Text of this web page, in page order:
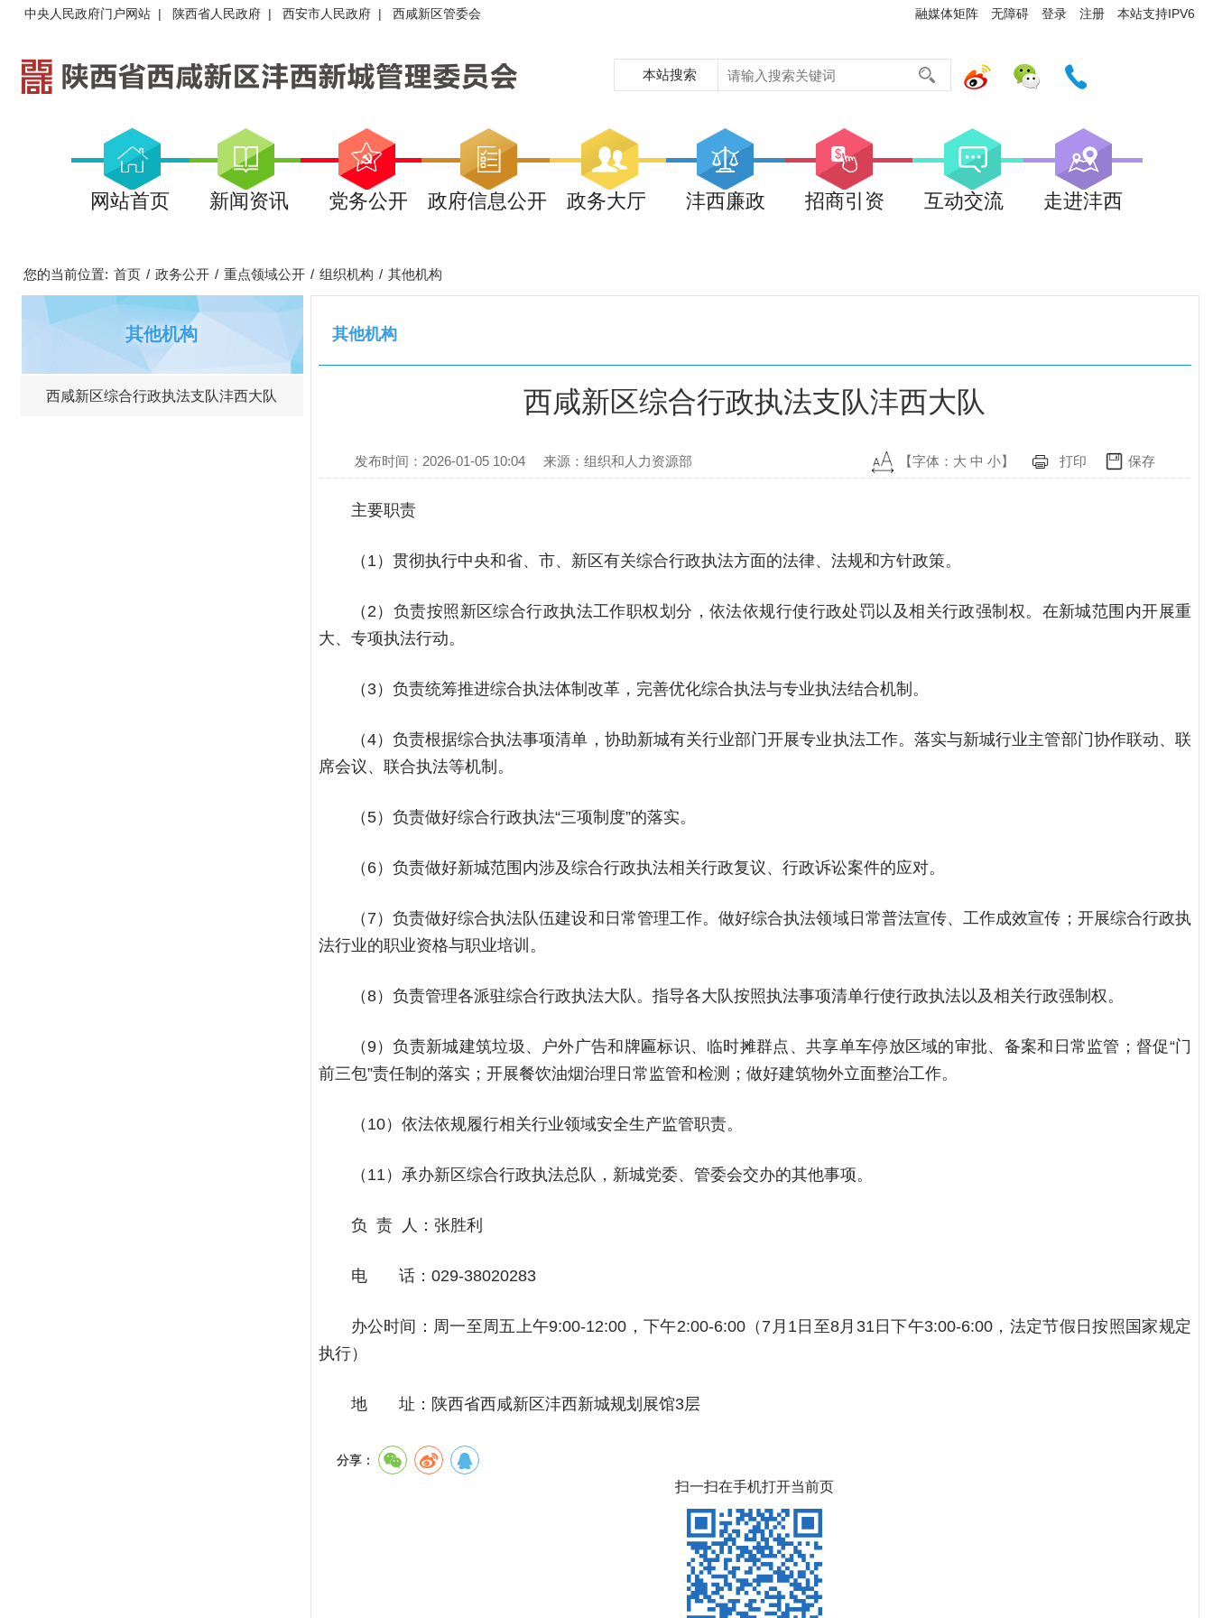
融媒体矩阵 无障碍 登录 注册 本站支持IPV6
中央人民政府门户网站 | 陕西省人民政府 | 西安市人民政府 | 西咸新区管委会
本站搜索
网站首页 新闻资讯 党务公开 政府信息公开 政务大厅 沣西廉政 招商引资 互动交流 走进沣西
您的当前位置: 首页 / 政务公开 / 重点领域公开 / 组织机构 / 其他机构
其他机构
西咸新区综合行政执法支队沣西大队
其他机构
西咸新区综合行政执法支队沣西大队
发布时间：2026-01-05 10:04 来源：组织和人力资源部 【字体： 大 中 小】 打印 保存
主要职责
（1）贯彻执行中央和省、市、新区有关综合行政执法方面的法律、法规和方针政策。
（2）负责按照新区综合行政执法工作职权划分，依法依规行使行政处罚以及相关行政强制权。在新城范围内开展重
大、专项执法行动。
（3）负责统筹推进综合执法体制改革，完善优化综合执法与专业执法结合机制。
（4）负责根据综合执法事项清单，协助新城有关行业部门开展专业执法工作。落实与新城行业主管部门协作联动、联
席会议、联合执法等机制。
（5）负责做好综合行政执法“三项制度”的落实。
（6）负责做好新城范围内涉及综合行政执法相关行政复议、行政诉讼案件的应对。
（7）负责做好综合执法队伍建设和日常管理工作。做好综合执法领域日常普法宣传、工作成效宣传；开展综合行政执
法行业的职业资格与职业培训。
（8）负责管理各派驻综合行政执法大队。指导各大队按照执法事项清单行使行政执法以及相关行政强制权。
（9）负责新城建筑垃圾、户外广告和牌匾标识、临时摊群点、共享单车停放区域的审批、备案和日常监管；督促“门
前三包”责任制的落实；开展餐饮油烟治理日常监管和检测；做好建筑物外立面整治工作。
（10）依法依规履行相关行业领域安全生产监管职责。
（11）承办新区综合行政执法总队，新城党委、管委会交办的其他事项。
负 责 人：张胜利
电 话：029-38020283
办公时间：周一至周五上午9:00-12:00，下午2:00-6:00（7月1日至8月31日下午3:00-6:00，法定节假日按照国家规定
执行）
地 址：陕西省西咸新区沣西新城规划展馆3层
分享：
扫一扫在手机打开当前页